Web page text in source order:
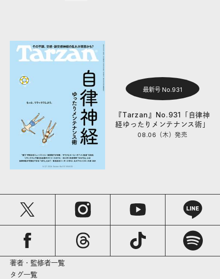
最新号 No.931
『Tarzan』No.931「自律神
経ゆったりメンテナンス術」
08.06（木）発売
著者・監修者一覧
タグ一覧